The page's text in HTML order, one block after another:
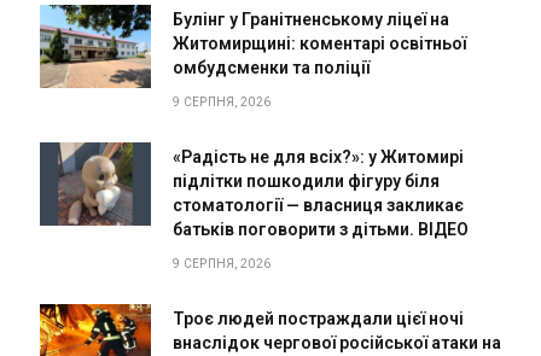
Булінг у Гранітненському ліцеї на
Житомирщині: коментарі освітньої
омбудсменки та поліції
9 СЕРПНЯ, 2026
«Радість не для всіх?»: у Житомирі
підлітки пошкодили фігуру біля
стоматології — власниця закликає
батьків поговорити з дітьми. ВІДЕО
9 СЕРПНЯ, 2026
Троє людей постраждали цієї ночі
внаслідок чергової російської атаки на